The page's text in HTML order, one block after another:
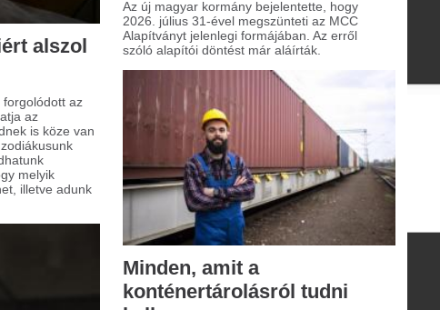
szállításában és raktározásában. Nem
meglepő hát, ha számos vállalat keres
megbízható megoldásokat arra, hogy hol és
hogyan lehet ezeket az óriási
tárolóegységeket biztonságosan elhelyezni.
Ezek nemcsak a szállítmányozás
célokra is felhasználják őket, például
raktárként is gyakran szolgálnak.